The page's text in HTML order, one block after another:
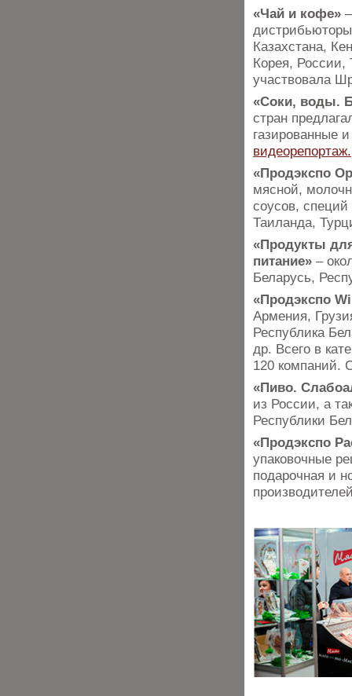
«Чай и кофе»
Казахстана,
Корея, России,
участвовала
«Соки, воды.
стран
газированные
видеорепортаж.
«Продэкспо
мясной,
соусов,
Таиланда,
«Продукты
питание» –
Беларусь,
«Продэкспо
Армения,
Республика
др. Всего в
120 компаний.
«Пиво.
из России, а
Республики
«Продэкспо
упаковочные
подарочная и